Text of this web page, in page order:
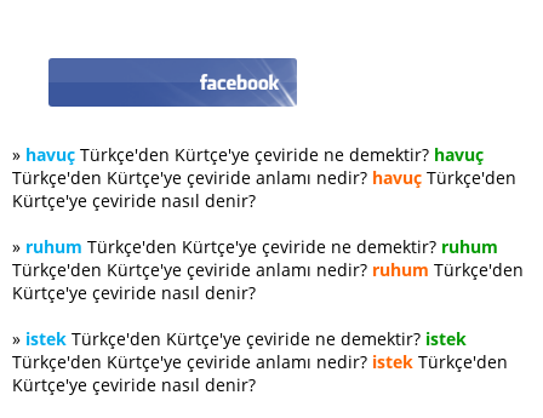
» havuç Türkçe'den Kürtçe'ye çeviride ne demektir? havuç
Türkçe'den Kürtçe'ye çeviride anlamı nedir? havuç Türkçe'den
Kürtçe'ye çeviride nasıl denir?
» ruhum Türkçe'den Kürtçe'ye çeviride ne demektir? ruhum
Türkçe'den Kürtçe'ye çeviride anlamı nedir? ruhum Türkçe'den
Kürtçe'ye çeviride nasıl denir?
» istek Türkçe'den Kürtçe'ye çeviride ne demektir? istek
Türkçe'den Kürtçe'ye çeviride anlamı nedir? istek Türkçe'den
Kürtçe'ye çeviride nasıl denir?